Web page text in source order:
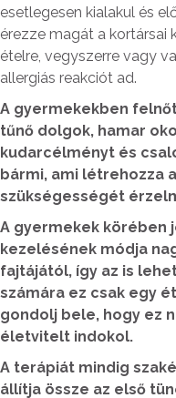
esetlegesen kialakul és
érezze magát a kortársai
ételre, vegyszerre vagy
allergiás reakciót ad.
A gyermekekben
tűnő dolgok, hamar
kudarcélményt és
bármi, ami létrehozza
szükségességét
A gyermekek körében
kezelésének módja
fajtájától, így az is
számára ez csak egy
gondolj bele, hogy ez
életvitelt indokol.
A terápiát mindig
állítja össze az első